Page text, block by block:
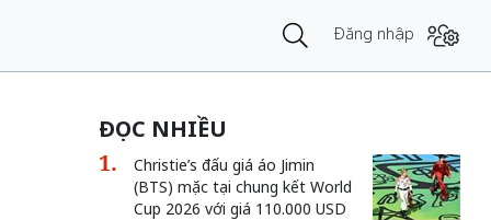
Đăng nhập
ĐỌC NHIỀU
Christie’s đấu giá áo Jimin
(BTS) mặc tại chung kết World
Cup 2026 với giá 110.000 USD